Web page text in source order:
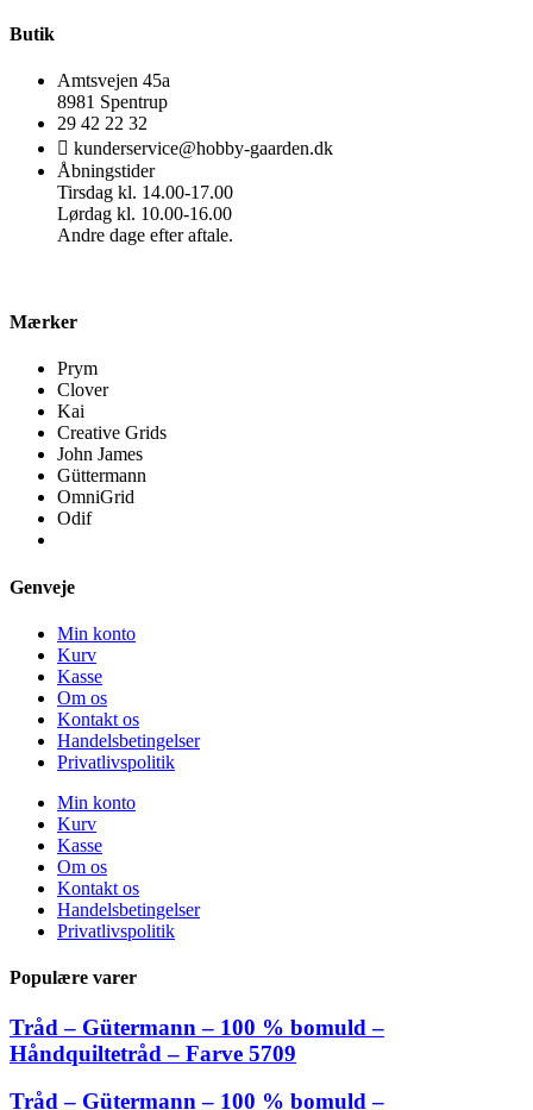
Butik
Amtsvejen 45a
8981 Spentrup
29 42 22 32
kunderservice@hobby-gaarden.dk
Åbningstider
Tirsdag kl. 14.00-17.00
Lørdag kl. 10.00-16.00
Andre dage efter aftale.
Mærker
Prym
Clover
Kai
Creative Grids
John James
Güttermann
OmniGrid
Odif
Genveje
Min konto
Kurv
Kasse
Om os
Kontakt os
Handelsbetingelser
Privatlivspolitik
Min konto
Kurv
Kasse
Om os
Kontakt os
Handelsbetingelser
Privatlivspolitik
Populære varer
Tråd – Gütermann – 100 % bomuld –
Håndquiltetråd – Farve 5709
Tråd – Gütermann – 100 % bomuld –